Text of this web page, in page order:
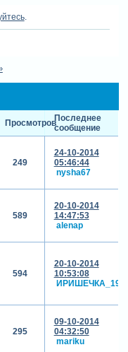
.
ПросмотровПоследнее
сообщение
249
24-10-2014
05:46:44
nysha67
589
20-10-2014
14:47:53
alenap
594
20-10-2014
10:53:08
295
09-10-2014
04:32:50
mariku